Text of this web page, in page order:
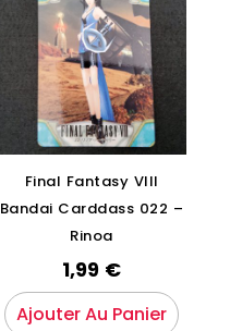
Final Fantasy VIII
Bandai Carddass 022 –
Rinoa
1,99 €
Ajouter Au Panier